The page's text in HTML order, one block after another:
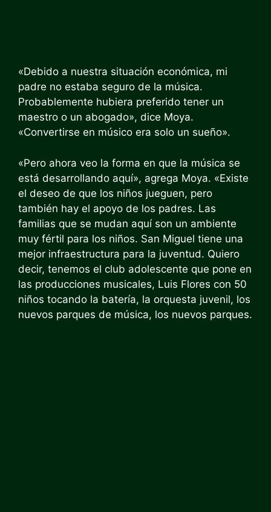
«Debido a nuestra situación económica, mi
padre no estaba seguro de la música.
Probablemente hubiera preferido tener un
maestro o un abogado», dice Moya.
«Convertirse en músico era solo un sueño».
«Pero ahora veo la forma en que la música se
está desarrollando aquí», agrega Moya. «Existe
el deseo de que los niños jueguen, pero
también hay el apoyo de los padres. Las
familias que se mudan aquí son un ambiente
muy fértil para los niños. San Miguel tiene una
mejor infraestructura para la juventud. Quiero
decir, tenemos el club adolescente que pone en
las producciones musicales, Luis Flores con 50
niños tocando la batería, la orquesta juvenil, los
nuevos parques de música, los nuevos parques.